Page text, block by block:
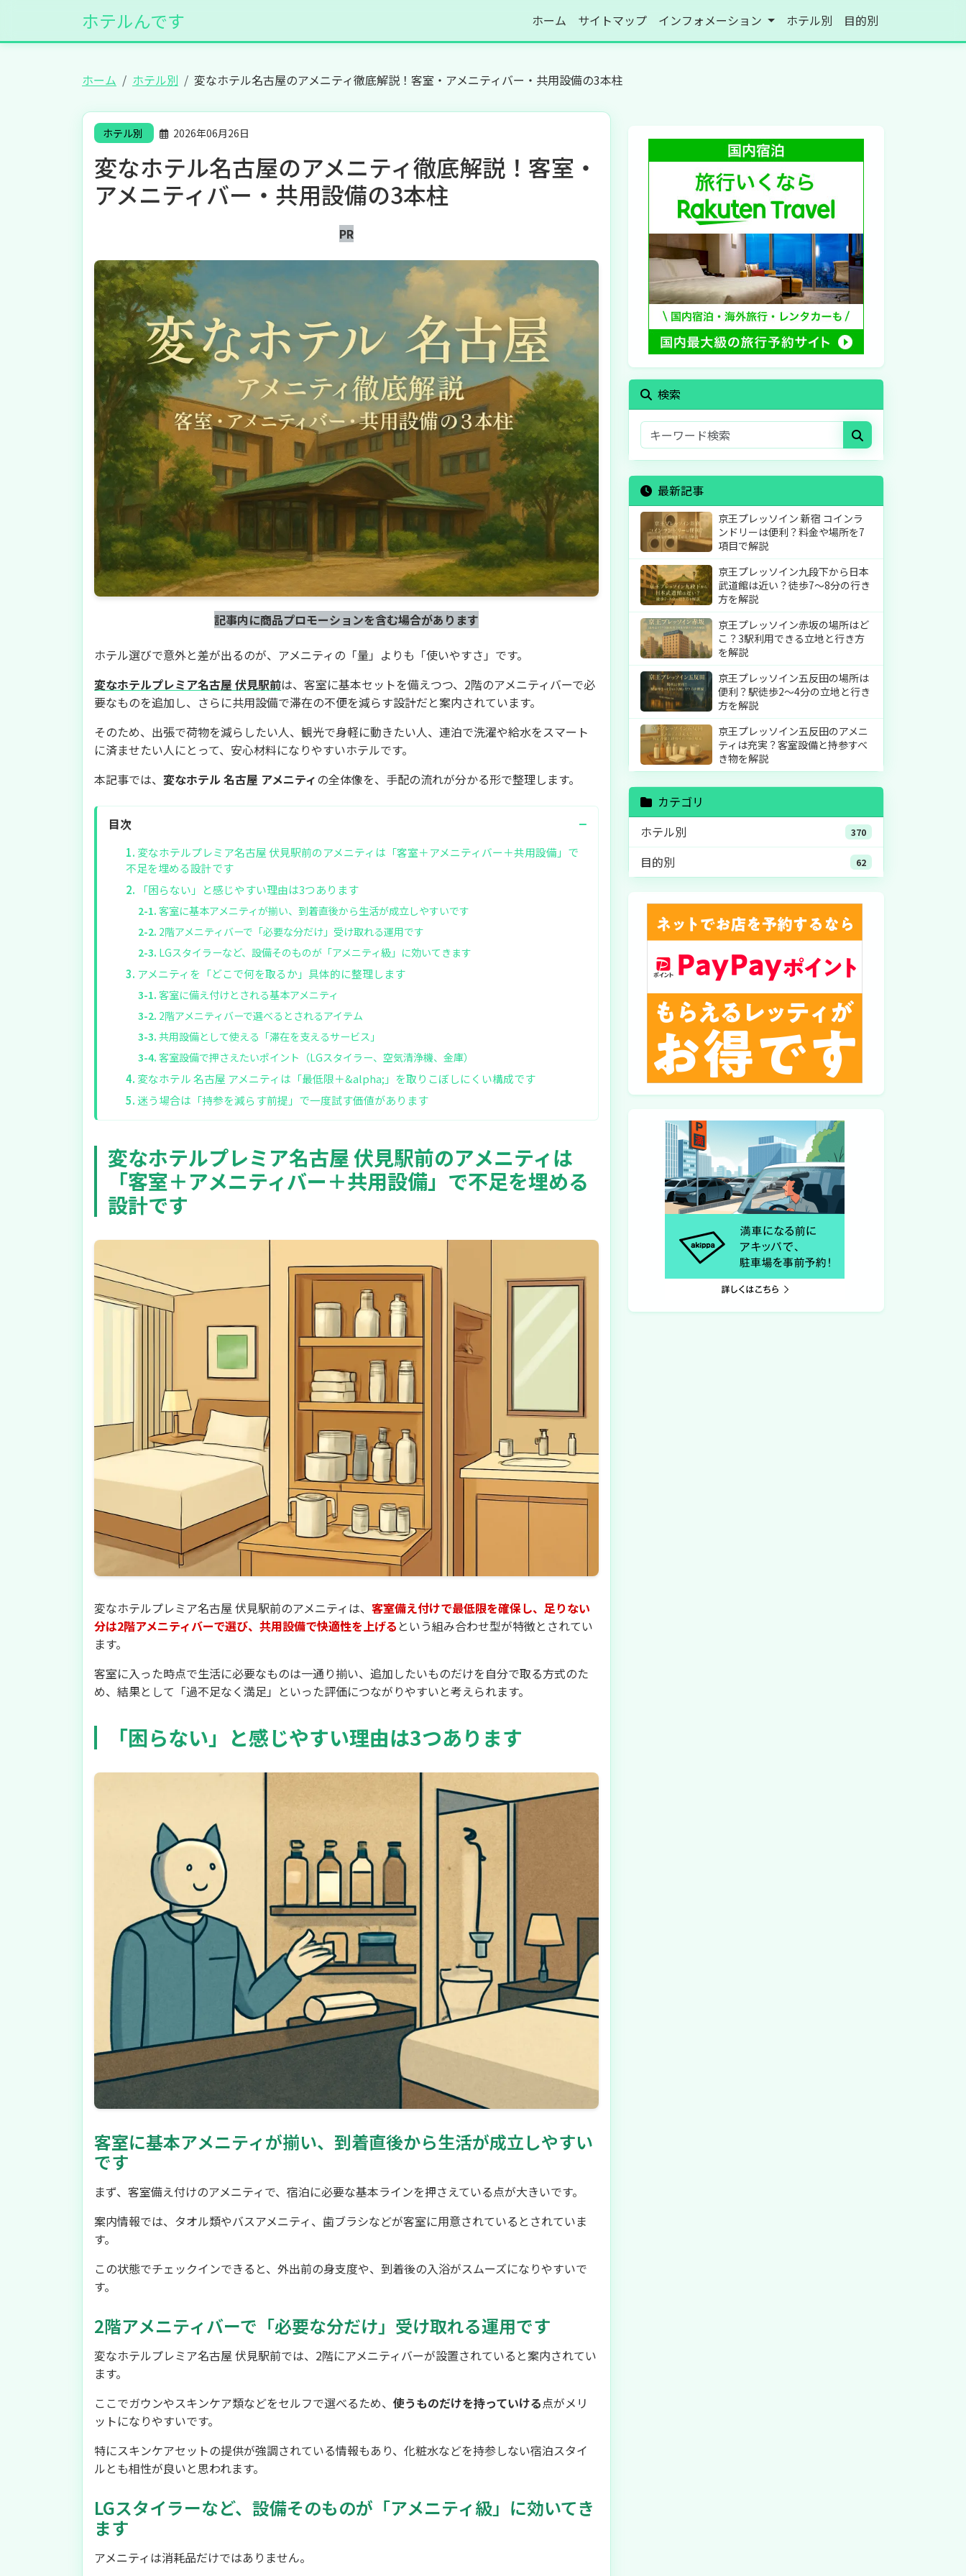
ホテルんです ホーム サイトマップ インフォメーション ホテル別 目的別
ホーム ホテル別 変なホテル名古屋のアメニティ徹底解説！客室・アメニティバー・共用設備の3本柱
ホテル別 2026年06月26日
変なホテル名古屋のアメニティ徹底解説！客室・
アメニティバー・共用設備の3本柱
PR
記事内に商品プロモーションを含む場合があります
ホテル選びで意外と差が出るのが、アメニティの「量」よりも「使いやすさ」です。
変なホテルプレミア名古屋 伏見駅前は、客室に基本セットを備えつつ、2階のアメニティバーで必
要なものを追加し、さらに共用設備で滞在の不便を減らす設計だと案内されています。
そのため、出張で荷物を減らしたい人、観光で身軽に動きたい人、連泊で洗濯や給水をスマート
に済ませたい人にとって、安心材料になりやすいホテルです。
本記事では、 変なホテル 名古屋 アメニティの全体像を、手配の流れが分かる形で整理します。
目次 −
変なホテルプレミア名古屋 伏見駅前のアメニティは「客室＋アメニティバー＋共用設備」で
不足を埋める設計です
「困らない」と感じやすい理由は3つあります
客室に基本アメニティが揃い、到着直後から生活が成立しやすいです
2階アメニティバーで「必要な分だけ」受け取れる運用です
LGスタイラーなど、設備そのものが「アメニティ級」に効いてきます
アメニティを「どこで何を取るか」具体的に整理します
客室に備え付けとされる基本アメニティ
2階アメニティバーで選べるとされるアイテム
共用設備として使える「滞在を支えるサービス」
客室設備で押さえたいポイント（LGスタイラー、空気清浄機、金庫）
変なホテル 名古屋 アメニティは「最低限＋&alpha;」を取りこぼしにくい構成です
迷う場合は「持参を減らす前提」で一度試す価値があります
変なホテルプレミア名古屋 伏見駅前のアメニティは
「客室＋アメニティバー＋共用設備」で不足を埋める
設計です
変なホテルプレミア名古屋 伏見駅前のアメニティは、 客室備え付けで最低限を確保し、足りない
分は2階アメニティバーで選び、共用設備で快適性を上げる という組み合わせ型が特徴とされてい
ます。
客室に入った時点で生活に必要なものは一通り揃い、追加したいものだけを自分で取る方式のた
め、結果として「過不足なく満足」といった評価につながりやすいと考えられます。
「困らない」と感じやすい理由は3つあります
客室に基本アメニティが揃い、到着直後から生活が成立しやすい
です
まず、客室備え付けのアメニティで、宿泊に必要な基本ラインを押さえている点が大きいです。
案内情報では、タオル類やバスアメニティ、歯ブラシなどが客室に用意されているとされていま
す。
この状態でチェックインできると、外出前の身支度や、到着後の入浴がスムーズになりやすいで
す。
2階アメニティバーで「必要な分だけ」受け取れる運用です
変なホテルプレミア名古屋 伏見駅前では、2階にアメニティバーが設置されていると案内されてい
ます。
ここでガウンやスキンケア類などをセルフで選べるため、 使うものだけを持っていける点がメリ
ットになりやすいです。
特にスキンケアセットの提供が強調されている情報もあり、化粧水などを持参しない宿泊スタイ
ルとも相性が良いと思われます。
LGスタイラーなど、設備そのものが「アメニティ級」に効いてき
ます
アメニティは消耗品だけではありません。
検索
最新記事
京王プレッソイン 新宿 コインラ
ンドリーは便利？料金や場所を7
項目で解説
京王プレッソイン九段下から日本
武道館は近い？徒歩7〜8分の行き
方を解説
京王プレッソイン赤坂の場所はど
こ？3駅利用できる立地と行き方
を解説
京王プレッソイン五反田の場所は
便利？駅徒歩2〜4分の立地と行き
方を解説
京王プレッソイン五反田のアメニ
ティは充実？客室設備と持参すべ
き物を解説
カテゴリ
ホテル別
370
目的別 62